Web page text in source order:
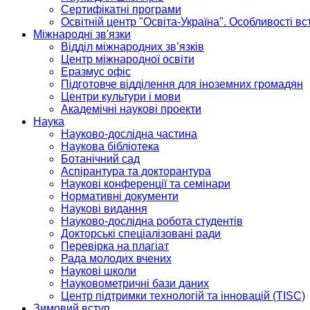
Сертифікатні програми
Освітній центр "Освіта-Україна". Особливості
Міжнародні зв'язки
Відділ міжнародних зв’язків
Центр міжнародної освіти
Еразмус офіс
Підготовче відділення для іноземних громадян
Центри культури і мови
Академічні наукові проекти
Наука
Науково-дослідна частина
Наукова бібліотека
Ботанічний сад
Аспірантура та докторантура
Наукові конференції та семінари
Нормативні документи
Наукові видання
Науково-дослідна робота студентів
Докторські спеціалізовані ради
Перевірка на плагіат
Рада молодих вчених
Наукові школи
Науковометричні бази даних
Центр підтримки технологій та інновацій (TISC)